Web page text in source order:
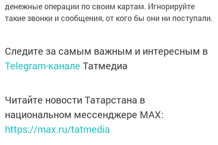
денежные операции по своим картам. Игнорируйте
такие звонки и сообщения, от кого бы они ни поступали.
Следите за самым важным и интересным в
Telegram-канале Татмедиа
Читайте новости Татарстана в
национальном мессенджере MАХ:
https://max.ru/tatmedia